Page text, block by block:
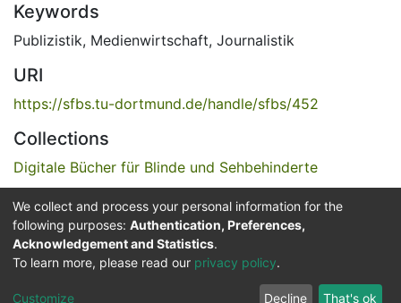
Keywords
Publizistik, Medienwirtschaft, Journalistik
URI
https://sfbs.tu-dortmund.de/handle/sfbs/452
Collections
Digitale Bücher für Blinde und Sehbehinderte
Full item page
Service for the Blind and Visually Impaired
ITMC
Cookie
Privacy
policy
Feedback
We collect and process your personal information for the
following purposes: Authentication, Preferences,
Acknowledgement and Statistics.
To learn more, please read our privacy policy.
Customize Decline That's ok